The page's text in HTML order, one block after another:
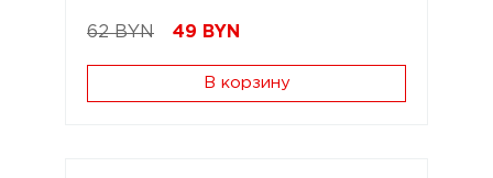
62 BYN 49 BYN
В корзину